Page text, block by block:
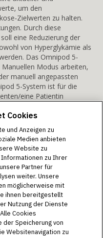
um den
Zielwerten zu halten.
Durch diese
eine Reduzierung der
von Hyperglykämie als
Das Omnipod 5-
Modus arbeiten,
manuell angepassten
5-System ist für die
eine Patientin
indiziert.
Schulung oder
Betreuungsteam dürfen
verwenden NOCH
und Anpassung
oder Unterdosierung
(niedriger
(hoher Glukosewert) zur
DASH®-Insulin-
der
ist für die
Cookies
und Anzeigen zu
Medien anbieten
Website zu
Informationen zu Ihrer
Partner für
weiter. Unsere
möglicherweise mit
ihnen bereitgestellt
Nutzung der Dienste
Cookies
der Speicherung von
Websitenavigation zu